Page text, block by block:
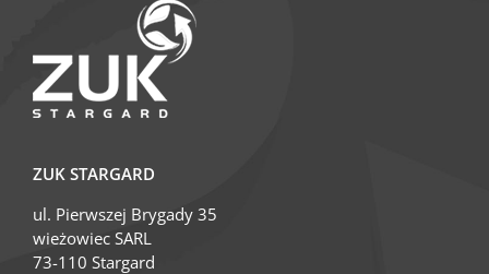
ZUK STARGARD
ul. Pierwszej Brygady 35
wieżowiec SARL
73-110 Stargard